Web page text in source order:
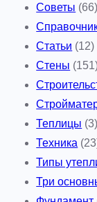
Советы (66)
Статьи (12)
Стены
Теплицы (3)
Техника
Типы
Три